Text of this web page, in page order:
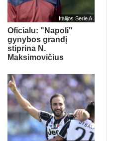
Italijos Serie A
Oficialu: "Napoli"
gynybos grandį
stiprina N.
Maksimovičius